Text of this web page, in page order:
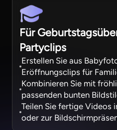
Für
Partyclips
Erstellen Sie aus
Eröffnungsclips für
Kombinieren Sie mit
passenden bunten
Teilen Sie fertige Videos
oder zur